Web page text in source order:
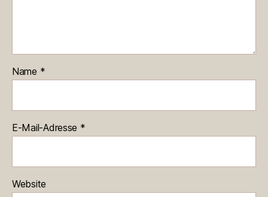
Name *
E-Mail-Adresse *
Website